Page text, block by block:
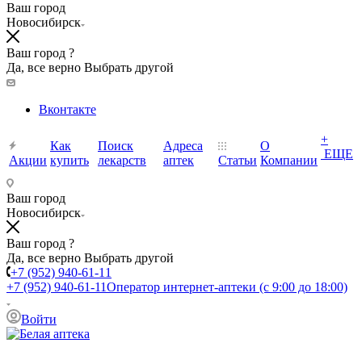
Ваш город
Новосибирск
Ваш город ?
Да, все верно Выбрать другой
Вконтакте
Акции
Как
купить
Поиск
лекарств
Адреса
аптек
Статьи
О
Компании
+
ЕЩЕ
Ваш город
Новосибирск
Ваш город ?
Да, все верно Выбрать другой
+7 (952) 940-61-11
+7 (952) 940-61-11Оператор интернет-аптеки (с 9:00 до 18:00)
Войти